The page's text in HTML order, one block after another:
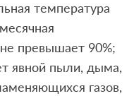
температура
превышает 90%;
явной пыли, дыма,
газов,